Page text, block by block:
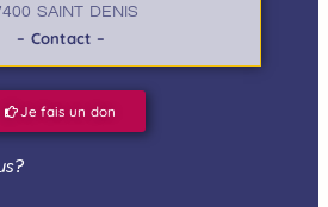
SAINT DENIS
– Contact –
Je fais un don